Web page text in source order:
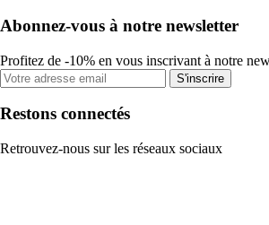
Abonnez-vous à notre newsletter
Profitez de -10% en vous inscrivant à notre
S'inscrire
Restons connectés
Retrouvez-nous sur les réseaux sociaux